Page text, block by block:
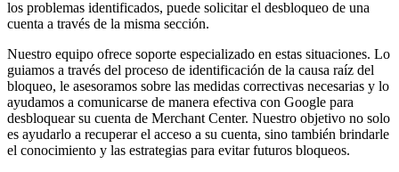
los problemas identificados, puede solicitar el desbloqueo de una
cuenta a través de la misma sección.
Nuestro equipo ofrece soporte especializado en estas situaciones. Lo
guiamos a través del proceso de identificación de la causa raíz del
bloqueo, le asesoramos sobre las medidas correctivas necesarias y lo
ayudamos a comunicarse de manera efectiva con Google para
desbloquear su cuenta de Merchant Center. Nuestro objetivo no solo
es ayudarlo a recuperar el acceso a su cuenta, sino también brindarle
el conocimiento y las estrategias para evitar futuros bloqueos.